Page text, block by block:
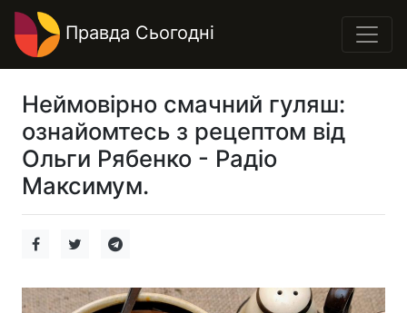
Правда Сьогодні
Неймовірно смачний гуляш:
ознайомтесь з рецептом від
Ольги Рябенко - Радіо
Максимум.